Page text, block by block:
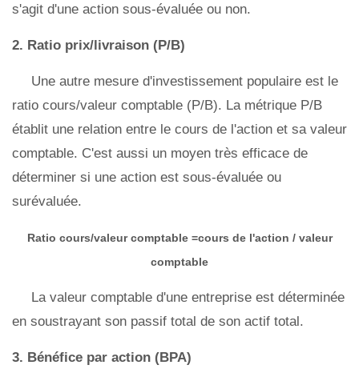
s'agit d'une action sous-évaluée ou non.
2. Ratio prix/livraison (P/B)
Une autre mesure d'investissement populaire est le
ratio cours/valeur comptable (P/B). La métrique P/B
établit une relation entre le cours de l'action et sa valeur
comptable. C'est aussi un moyen très efficace de
déterminer si une action est sous-évaluée ou
surévaluée.
Ratio cours/valeur comptable =cours de l'action / valeur
comptable
La valeur comptable d'une entreprise est déterminée
en soustrayant son passif total de son actif total.
3. Bénéfice par action (BPA)